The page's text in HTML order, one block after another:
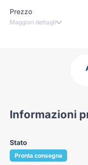
Prezzo
Maggiori dettagli
Informazioni
Stato
Pronta consegna